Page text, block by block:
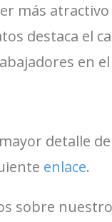
más
destaca el
en
detalle
enlace.
sobre